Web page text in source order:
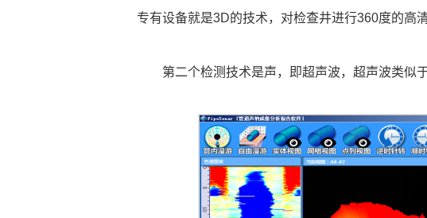
专有设备就是3D的技术，对检查井进行360度的高清
第二个检测技术是声，即超声波，超声波类似